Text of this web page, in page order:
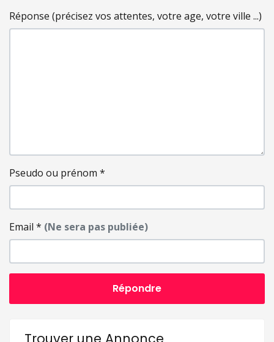
Réponse (précisez vos attentes, votre age, votre ville ...)
Pseudo ou prénom *
Email * (Ne sera pas publiée)
Répondre
Trouver une Annonce